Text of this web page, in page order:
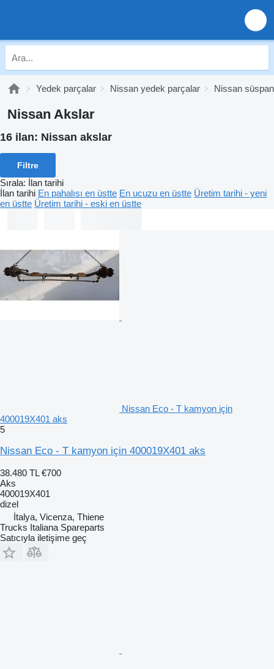
Yedek parçalar Nissan yedek parçalar Nissan
Nissan Akslar
16 ilan: Nissan akslar
Filtre
Sırala: İlan tarihi
İlan tarihi En pahalısı en üstte En ucuzu en üstte Üretim tarihi - yeni
en üstte Üretim tarihi - eski en üstte
Nissan Eco - T kamyon için
400019X401 aks
5
Nissan Eco - T kamyon için 400019X401 aks
38.480 TL €700
Aks
400019X401
dizel
İtalya, Vicenza, Thiene
Trucks Italiana Spareparts
Satıcıyla iletişime geç